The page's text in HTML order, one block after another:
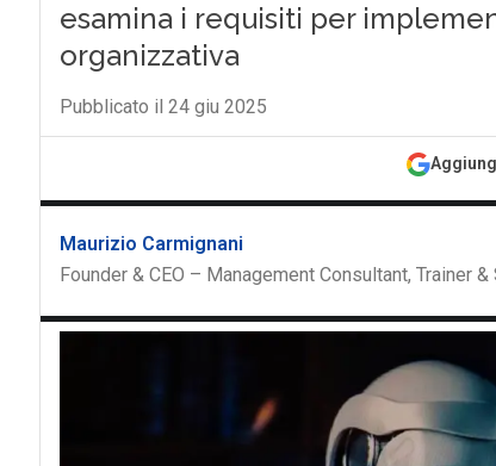
esamina i requisiti per
organizzativa
Pubblicato il 24 giu 2025
Maurizio Carmignani
Founder & CEO – Management Consultant, Trainer